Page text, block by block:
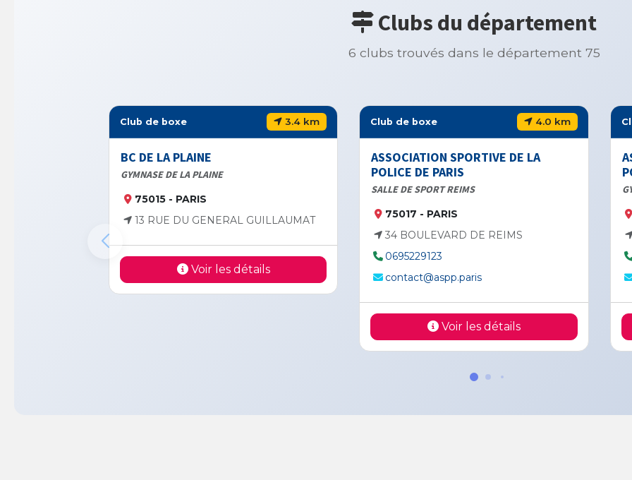
Clubs du département
6 clubs trouvés dans le département 75
Club de boxe 3.4 km
BC DE LA PLAINE
GYMNASE DE LA PLAINE
75015 - PARIS
13 RUE DU GENERAL GUILLAUMAT
Voir les détails
Club de boxe 4.0 km
ASSOCIATION SPORTIVE DE LA
POLICE DE PARIS
SALLE DE SPORT REIMS
75017 - PARIS
34 BOULEVARD DE REIMS
0695229123
contact@aspp.paris
Voir les détails